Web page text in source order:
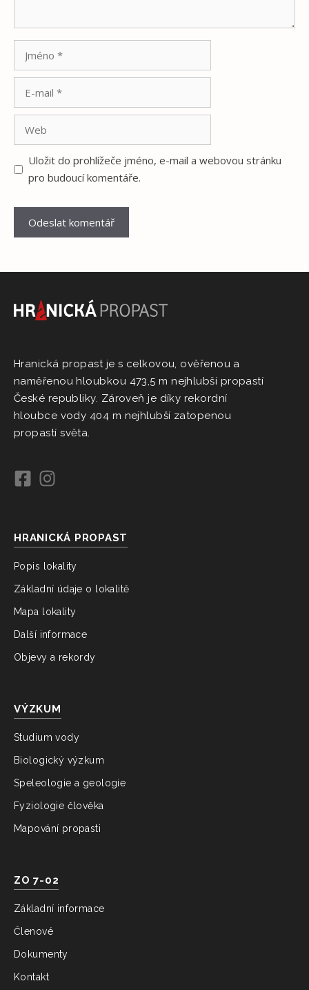
Uložit do prohlížeče jméno, e-mail a webovou stránku
pro budoucí komentáře.
Hranická propast je s celkovou, ověřenou a
naměřenou hloubkou 473,5 m nejhlubší propastí
České republiky. Zároveň je díky rekordní
hloubce vody 404 m nejhlubší zatopenou
propastí světa.
HRANICKÁ PROPAST
Popis lokality
Základní údaje o lokalitě
Mapa lokality
Další informace
Objevy a rekordy
VÝZKUM
Studium vody
Biologický výzkum
Speleologie a geologie
Fyziologie člověka
Mapování propasti
ZO 7-02
Základní informace
Členové
Dokumenty
Kontakt